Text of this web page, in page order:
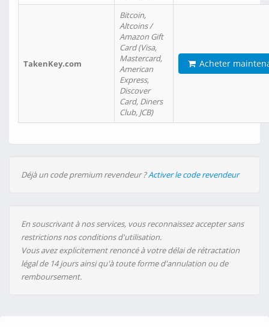
TakenKey.com
Bitcoin,
Altcoins /
Amazon Gift
Card (Visa,
Mastercard,
American
Express,
Discover
Card, Diners
Club, JCB)
Acheter
Déjà un code premium revendeur ?Activer le code revendeur
En souscrivant à nos services, vous reconnaissez accepter sans
restrictions nos conditions d'utilisation.
Vous avez explicitement renoncé à votre délai de rétractation
légal de 14 jours ainsi qu'à toute forme d'annulation ou de
remboursement.